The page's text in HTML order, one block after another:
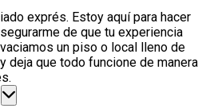
exprés. Estoy aquí para hacer
de que tu experiencia
un piso o local lleno de
deja que todo funcione de manera